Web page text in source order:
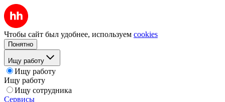
Чтобы сайт был удобнее, используем cookies
Понятно
Ищу работу
Ищу работу
Ищу работу
Ищу сотрудника
Сервисы